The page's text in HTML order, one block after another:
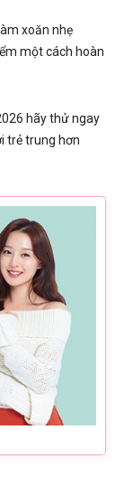
xoăn nhẹ
một cách hoàn
hãy thử ngay
trẻ trung hơn